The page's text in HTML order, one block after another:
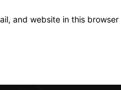
and website in this